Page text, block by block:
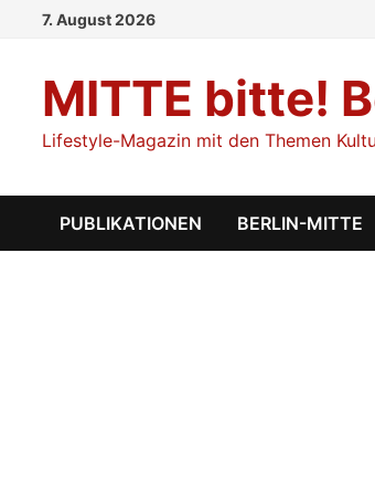
7. August 2026
MITTE bitte!
Lifestyle-Magazin mit den Themen
PUBLIKATIONEN BERLIN-MITTE